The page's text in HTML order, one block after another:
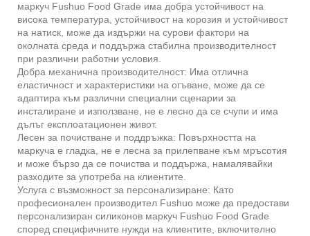
маркуч Fushuo Food Grade има добра устойчивост на
висока температура, устойчивост на корозия и устойчивост
на натиск, може да издържи на сурови фактори на
околната среда и поддържа стабилна производителност
при различни работни условия.
Добра механична производителност: Има отлична
еластичност и характеристики на огъване, може да се
адаптира към различни специални сценарии за
инсталиране и използване, не е лесно да се счупи и има
дълъг експлоатационен живот.
Лесен за почистване и поддръжка: Повърхността на
маркуча е гладка, не е лесна за прилепване към мръсотия
и може бързо да се почиства и поддържа, намалявайки
разходите за употреба на клиентите.
Услуга с възможност за персонализиране: Като
професионален производител Fushuo може да предостави
персонализиран силиконов маркуч Fushuo Food Grade
според специфичните нужди на клиентите, включително